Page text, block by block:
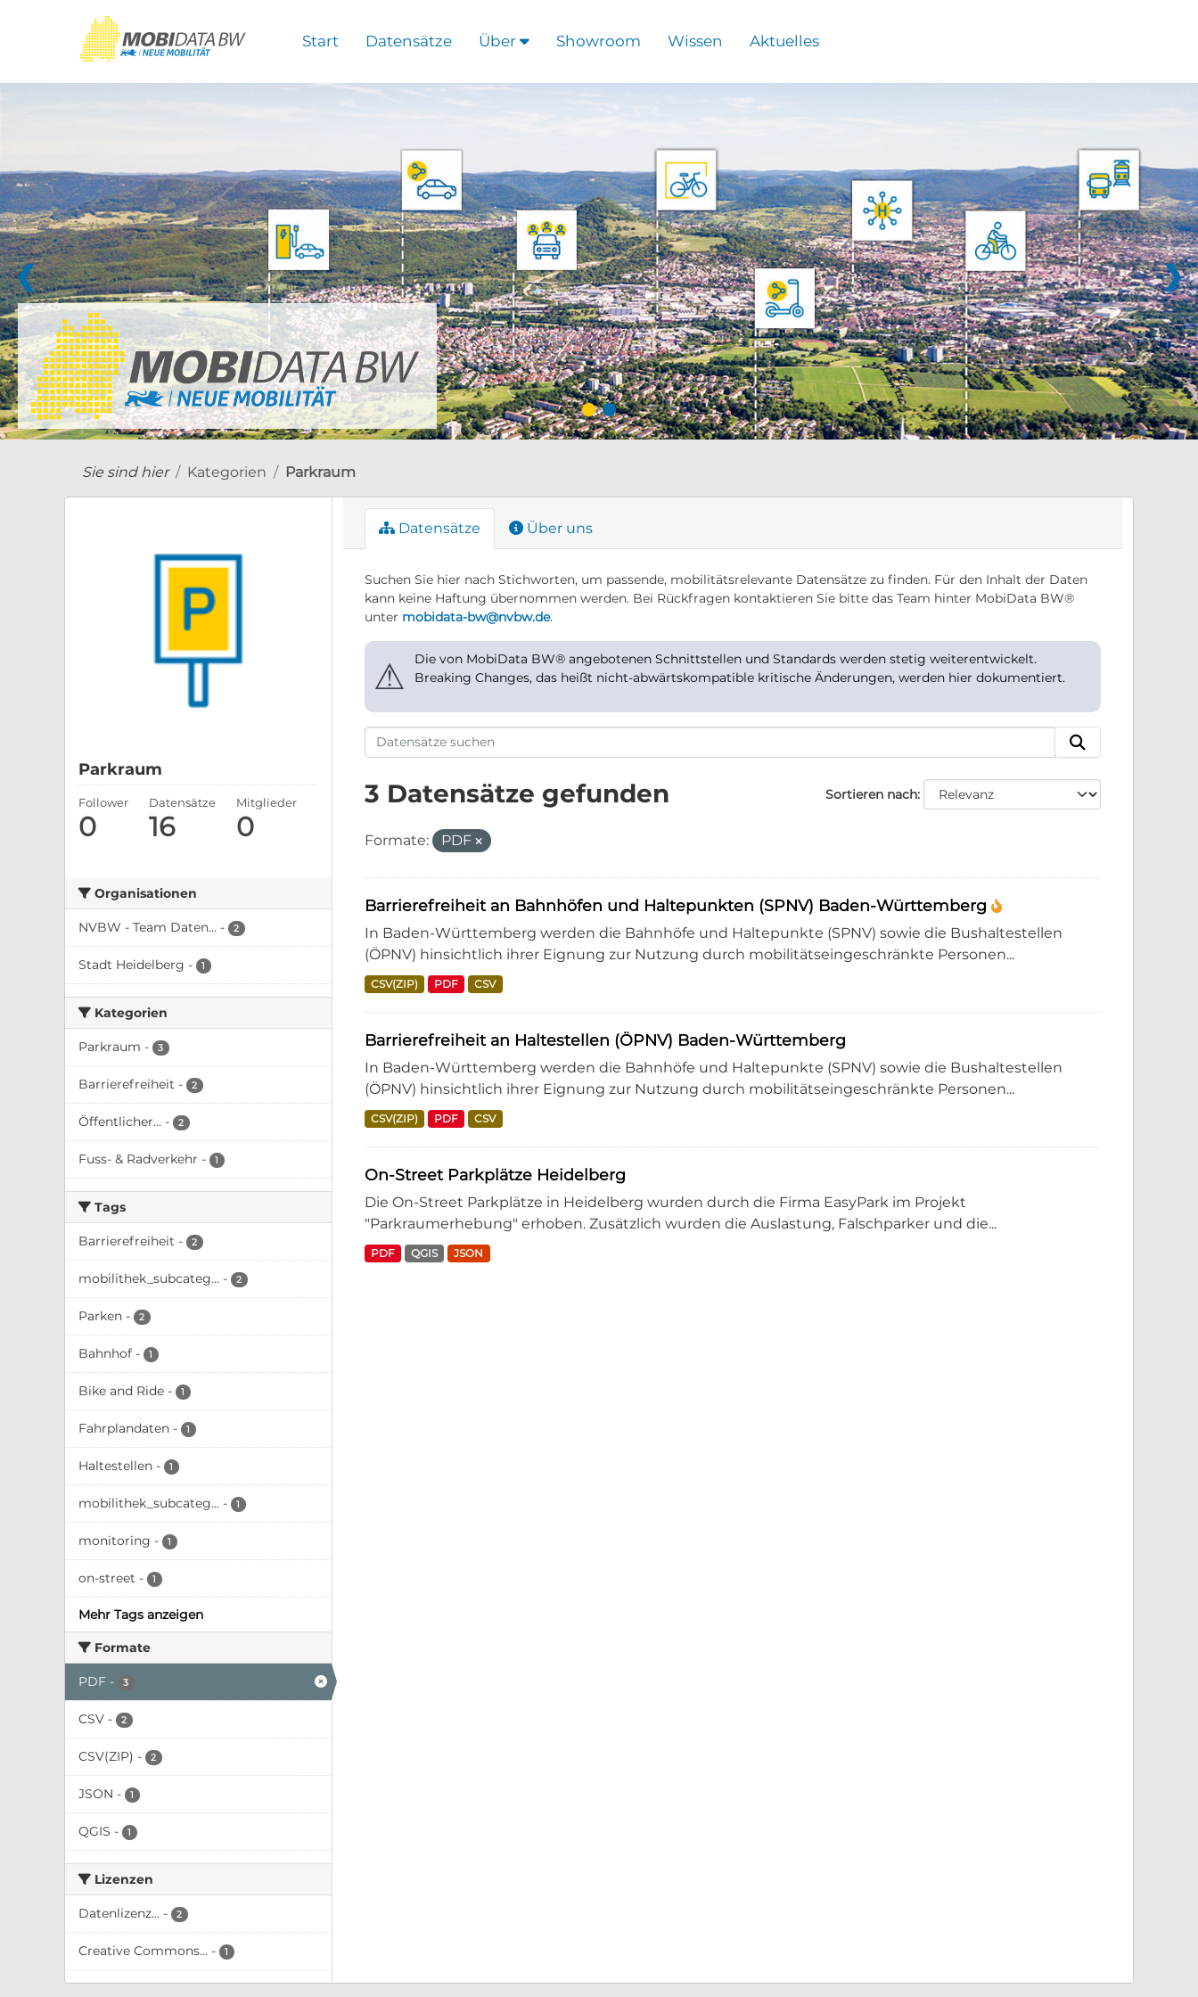
Start Datensätze Über Showroom Wissen Aktuelles
❮ ❯
Sie sind hier Kategorien Parkraum
Parkraum
Follower
0
Datensätze
16
Mitglieder
0
Organisationen
NVBW - Team Daten... - 2
Stadt Heidelberg - 1
Kategorien
Parkraum - 3
Barrierefreiheit - 2
Öffentlicher... - 2
Fuss- & Radverkehr - 1
Tags
Barrierefreiheit - 2
mobilithek_subcateg... - 2
Parken - 2
Bahnhof - 1
Bike and Ride - 1
Fahrplandaten - 1
Haltestellen - 1
mobilithek_subcateg... - 1
monitoring - 1
on-street - 1
Mehr Tags anzeigen
Formate
PDF - 3
CSV - 2
CSV(ZIP) - 2
JSON - 1
QGIS - 1
Lizenzen
Datenlizenz... - 2
Creative Commons... - 1
Datensätze Über uns
Suchen Sie hier nach Stichworten, um passende, mobilitätsrelevante Datensätze zu finden. Für den Inhalt der Daten
kann keine Haftung übernommen werden. Bei Rückfragen kontaktieren Sie bitte das Team hinter MobiData BW®
unter mobidata-bw@nvbw.de.
⚠
Die von MobiData BW® angebotenen Schnittstellen und Standards werden stetig weiterentwickelt.
Breaking Changes, das heißt nicht-abwärtskompatible kritische Änderungen, werden hier dokumentiert.
Sortieren nach
3 Datensätze gefunden
Formate: PDF
Barrierefreiheit an Bahnhöfen und Haltepunkten (SPNV) Baden-Württemberg
In Baden-Württemberg werden die Bahnhöfe und Haltepunkte (SPNV) sowie die Bushaltestellen
(ÖPNV) hinsichtlich ihrer Eignung zur Nutzung durch mobilitätseingeschränkte Personen...
CSV(ZIP) PDF CSV
Barrierefreiheit an Haltestellen (ÖPNV) Baden-Württemberg
In Baden-Württemberg werden die Bahnhöfe und Haltepunkte (SPNV) sowie die Bushaltestellen
(ÖPNV) hinsichtlich ihrer Eignung zur Nutzung durch mobilitätseingeschränkte Personen...
CSV(ZIP) PDF CSV
On-Street Parkplätze Heidelberg
Die On-Street Parkplätze in Heidelberg wurden durch die Firma EasyPark im Projekt
"Parkraumerhebung" erhoben. Zusätzlich wurden die Auslastung, Falschparker und die...
PDF QGIS JSON